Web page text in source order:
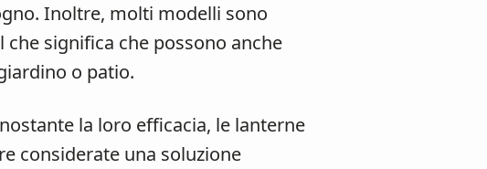
Inoltre, molti modelli sono
significa che possono anche
o patio.
la loro efficacia, le lanterne
considerate una soluzione